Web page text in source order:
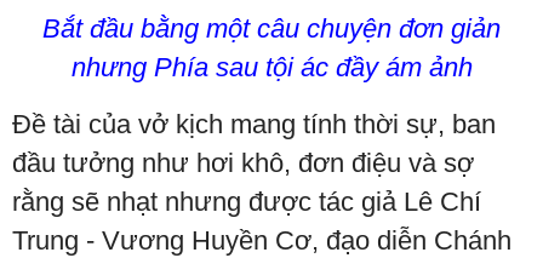
Bắt đầu bằng một câu chuyện đơn giản
nhưng Phía sau tội ác đầy ám ảnh
Đề tài của vở kịch mang tính thời sự, ban
đầu tưởng như hơi khô, đơn điệu và sợ
rằng sẽ nhạt nhưng được tác giả Lê Chí
Trung - Vương Huyền Cơ, đạo diễn Chánh